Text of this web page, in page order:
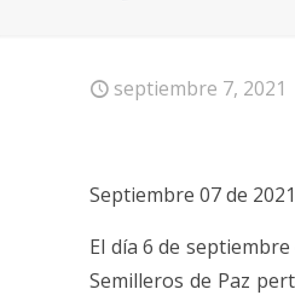
septiembre 7, 2021
Septiembre 07 de 2021
El día 6 de
Semilleros de Paz